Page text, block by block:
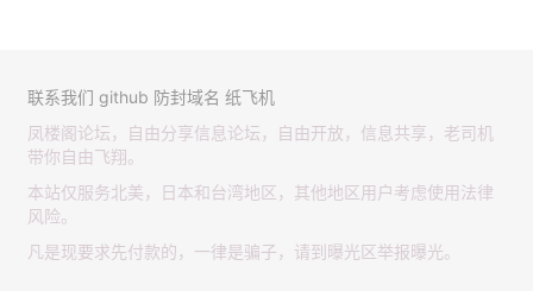
联系我们 github 防封域名 纸飞机
凤楼阁论坛，自由分享信息论坛，自由开放，信息共享，老司机
带你自由飞翔。
本站仅服务北美，日本和台湾地区，其他地区用户考虑使用法律
风险。
凡是现要求先付款的，一律是骗子，请到曝光区举报曝光。